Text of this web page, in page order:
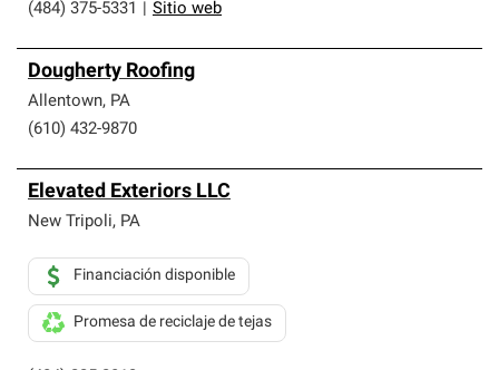
(484) 375-5331
Sitio web
Dougherty Roofing
Allentown, PA
(610) 432-9870
Elevated Exteriors LLC
New Tripoli, PA
Financiación disponible
Promesa de reciclaje de tejas